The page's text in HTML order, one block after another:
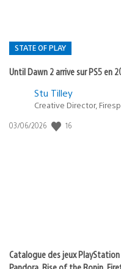
STATE OF PLAY
Until Dawn 2 arrive sur PS5 en
Postée
:
Stu Tilley
Creative Director,
Date
03/06/2026 16
Catalogue des jeux